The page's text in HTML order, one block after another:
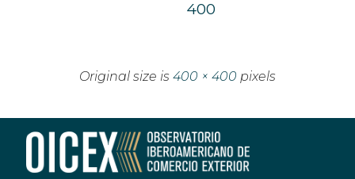
400
Original size is 400 × 400 pixels